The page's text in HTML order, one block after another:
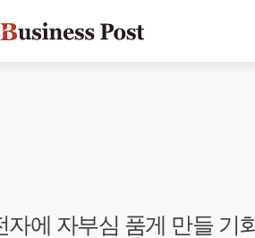
에 자부심 품게 만들 기